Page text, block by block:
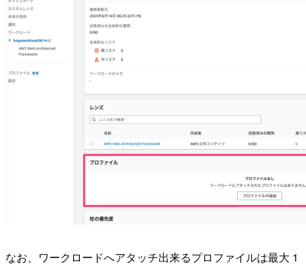
なお、ワークロードへアタッチ出来るプロファイルは最大 1